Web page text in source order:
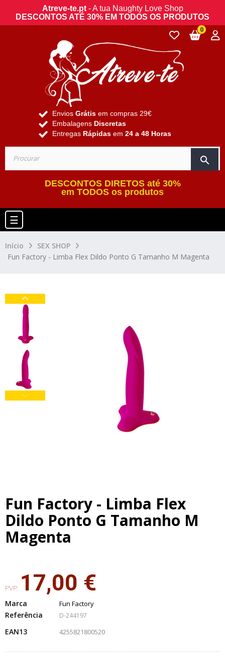
Atreve-te.pt- A tua Naughty Love Shop
DESCONTOS ATÉ 30% EM TODOS OS PRODUTOS
Envios Grátis em compras 29€
Embalagens Discretas
Entregas Rápidas em 24 a 48 Horas
search
0
DESCONTOS DIRETOS até 30%
em TODOS os produtos
Toggle navigation
☰
Início
SEX SHOP
Fun Factory - Limba Flex Dildo Ponto G Tamanho M Magenta
Fun Factory - Limba Flex
Dildo Ponto G Tamanho M
Magenta
PVP: 17,00 €
Marca Fun Factory
Referência D-244197
EAN13 4255821800520